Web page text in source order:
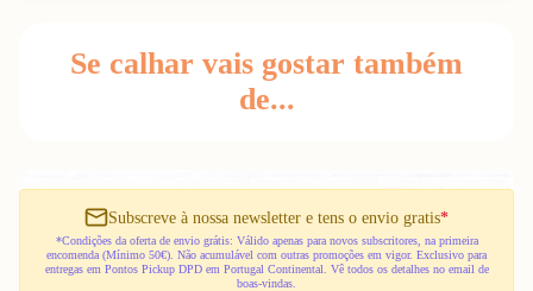
Se calhar vais gostar também
de...
Subscreve à nossa newsletter e tens o envio gratis*
*Condições da oferta de envio grátis: Válido apenas para novos subscritores, na primeira
encomenda (Mínimo 50€). Não acumulável com outras promoções em vigor. Exclusivo para
entregas em Pontos Pickup DPD em Portugal Continental. Vê todos os detalhes no email de
boas-vindas.